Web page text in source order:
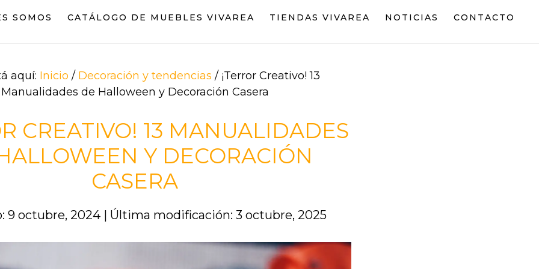
SOMOS CATÁLOGO DE MUEBLES VIVAREA TIENDAS VIVAREA NOTICIAS CONTACTO
aquí: Inicio / Decoración y tendencias /¡Terror Creativo! 13
Manualidades de Halloween y Decoración Casera
CREATIVO! 13 MANUALIDADES
Y DECORACIÓN
CASERA
9 octubre, 2024 | Última modificación: 3 octubre, 2025